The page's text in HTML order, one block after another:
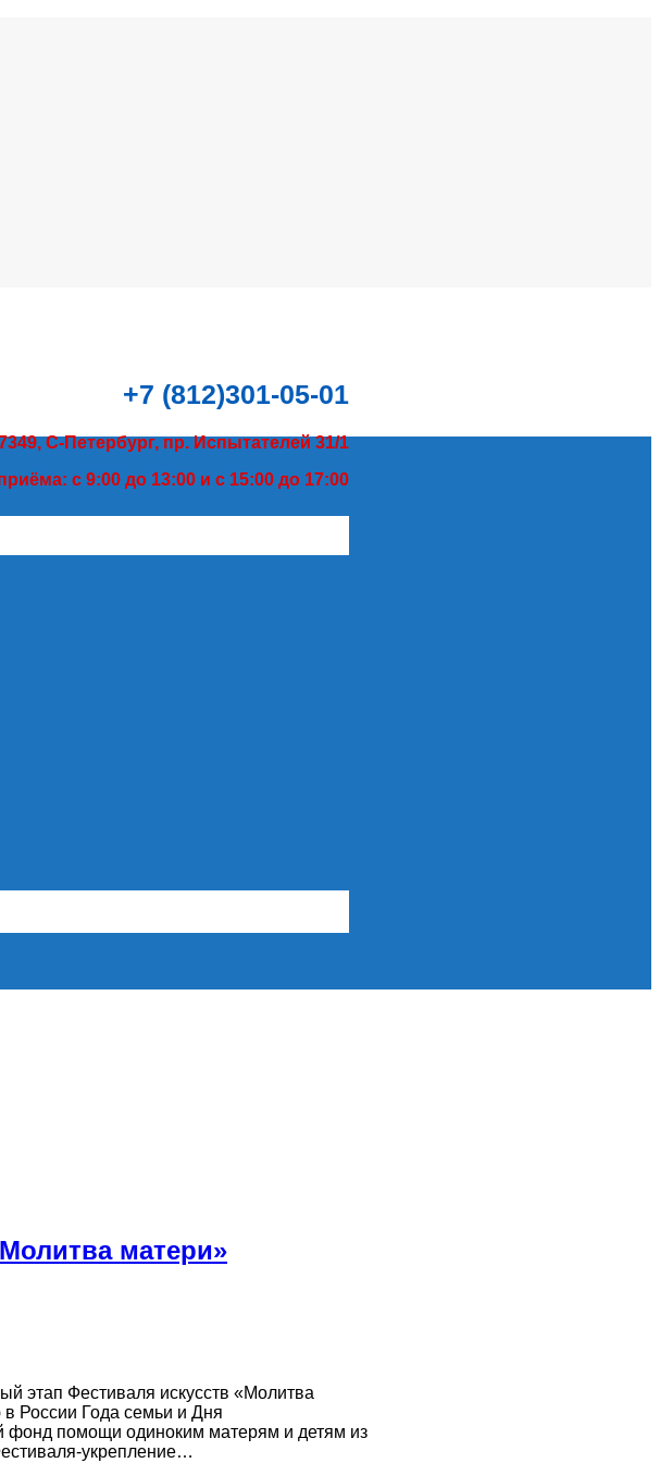
+7 (812)301-05-01
С-Петербург, пр. Испытателей 31/1
с 9:00 до 13:00 и с 15:00 до 17:00
матери»
этап Фестиваля искусств «Молитва
России Года семьи и Дня
фонд помощи одиноким матерям и детям из
укрепление…